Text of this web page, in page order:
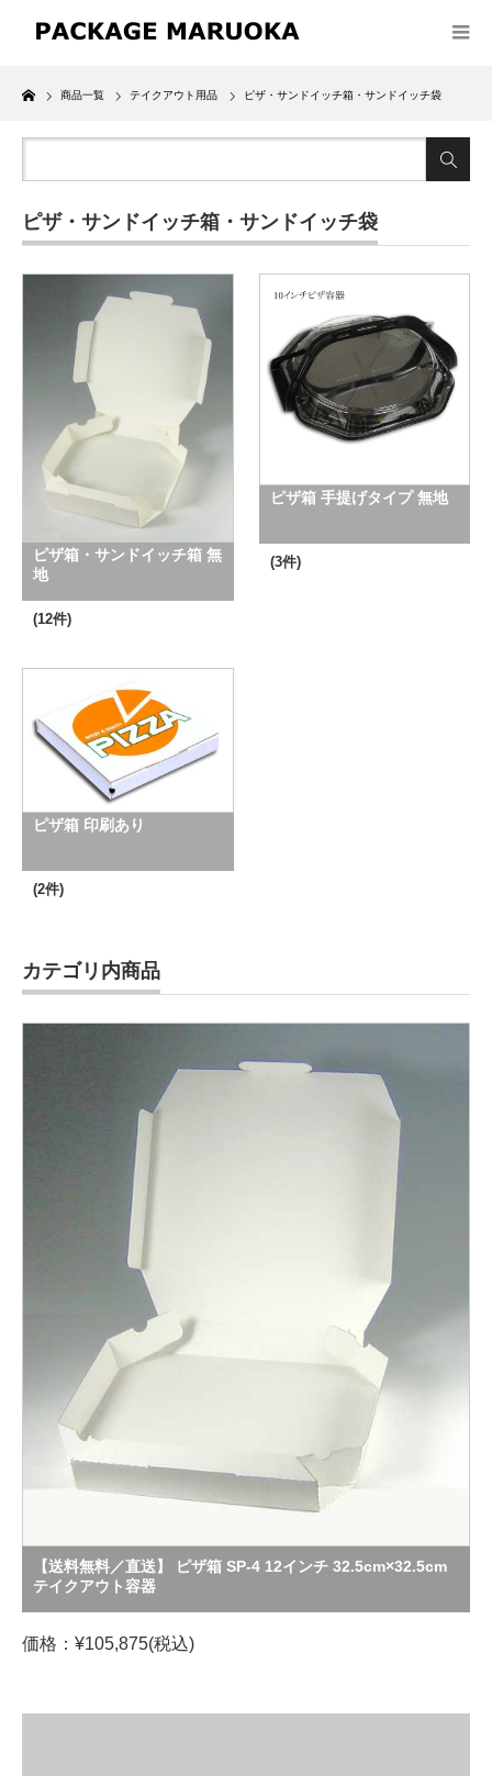
Home
商品一覧 テイクアウト用品 ピザ・サンドイッチ箱・サンドイッチ袋
ピザ・サンドイッチ箱・サンドイッチ袋
ピザ箱・サンドイッチ箱 無
地
(12件)
ピザ箱 手提げタイプ 無地
(3件)
ピザ箱 印刷あり
(2件)
カテゴリ内商品
【送料無料／直送】 ピザ箱 SP-4 12インチ 32.5cm×32.5cm
テイクアウト容器
価格：¥105,875(税込)